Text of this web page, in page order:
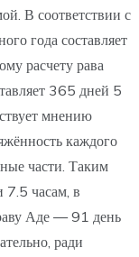
В соответствии с
года составляет
расчету рава
365 дней 5
мнению
каждого
части. Таким
7.5 часам, в
Аде — 91 день
ради